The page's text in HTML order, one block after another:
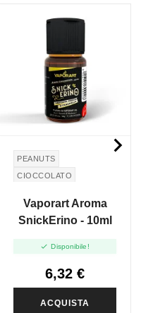
PEANUTS
CIOCCOLATO
ARACHIDI
Vaporart Aroma
SnickErino - 10ml
 Disponibile!
6,32 €
ACQUISTA
